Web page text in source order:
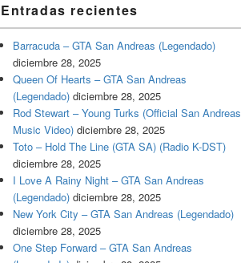
Entradas recientes
Barracuda – GTA San Andreas (Legendado)
diciembre 28, 2025
Queen Of Hearts – GTA San Andreas
(Legendado) diciembre 28, 2025
Rod Stewart – Young Turks (Official San Andreas
Music Video) diciembre 28, 2025
Toto – Hold The Line (GTA SA) (Radio K-DST)
diciembre 28, 2025
I Love A Rainy Night – GTA San Andreas
(Legendado) diciembre 28, 2025
New York City – GTA San Andreas (Legendado)
diciembre 28, 2025
One Step Forward – GTA San Andreas